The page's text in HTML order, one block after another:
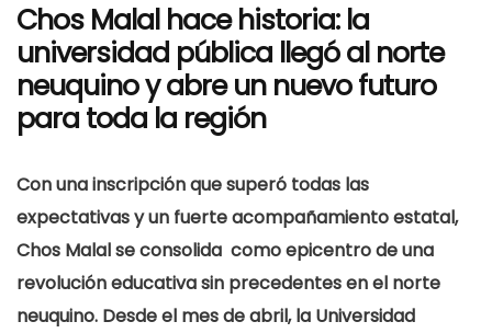
Chos Malal hace historia: la
universidad pública llegó al norte
neuquino y abre un nuevofuturo
para toda la región
Con una inscripción que superó todas las
expectativas y un fuerte acompañamiento estatal,
Chos Malal se consolida como epicentro de una
revolución educativa sin precedentes en el norte
neuquino. Desde el mes de abril, la Universidad